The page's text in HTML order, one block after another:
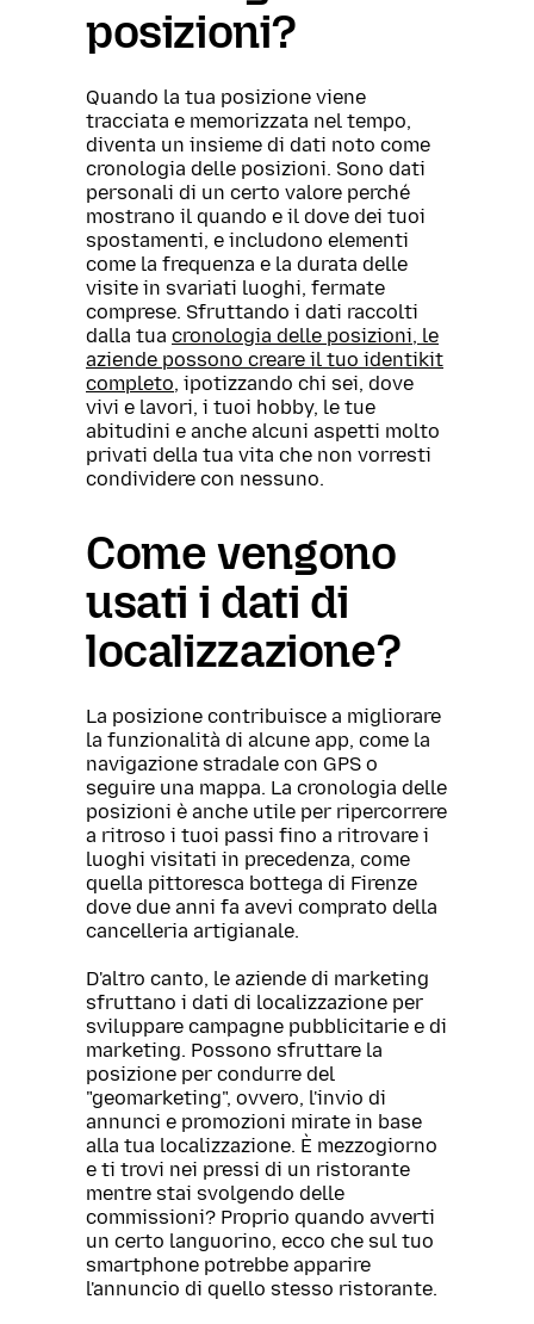
posizioni?
Quando la tua posizione viene
tracciata e memorizzata nel tempo,
diventa un insieme di dati noto come
cronologia delle posizioni. Sono dati
personali di un certo valore perché
mostrano il quando e il dove dei tuoi
spostamenti, e includono elementi
come la frequenza e la durata delle
visite in svariati luoghi, fermate
comprese. Sfruttando i dati raccolti
dalla tua cronologia delle posizioni, le
aziende possono creare il tuo identikit
completo, ipotizzando chi sei, dove
vivi e lavori, i tuoi hobby, le tue
abitudini e anche alcuni aspetti molto
privati della tua vita che non vorresti
condividere con nessuno.
Come vengono
usati i dati di
localizzazione?
La posizione contribuisce a migliorare
la funzionalità di alcune app, come la
navigazione stradale con GPS o
seguire una mappa. La cronologia delle
posizioni è anche utile per ripercorrere
a ritroso i tuoi passi fino a ritrovare i
luoghi visitati in precedenza, come
quella pittoresca bottega di Firenze
dove due anni fa avevi comprato della
cancelleria artigianale.
D'altro canto, le aziende di marketing
sfruttano i dati di localizzazione per
sviluppare campagne pubblicitarie e di
marketing. Possono sfruttare la
posizione per condurre del
"geomarketing", ovvero, l'invio di
annunci e promozioni mirate in base
alla tua localizzazione. È mezzogiorno
e ti trovi nei pressi di un ristorante
mentre stai svolgendo delle
commissioni? Proprio quando avverti
un certo languorino, ecco che sul tuo
smartphone potrebbe apparire
l'annuncio di quello stesso ristorante.